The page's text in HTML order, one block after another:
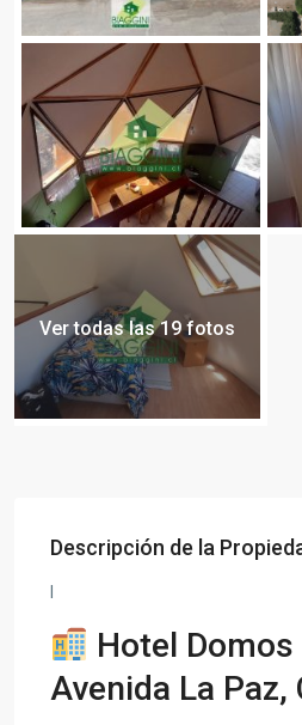
Ver todas las 19 fotos
Descripción de la
Hotel
Avenida La Paz,